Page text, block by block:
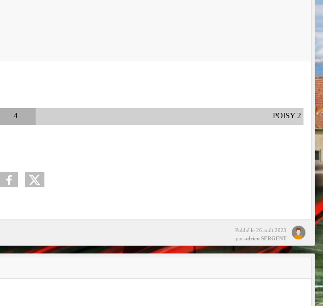
4 POISY 2
Publié le 26 août 2023
par adrien SERGENT